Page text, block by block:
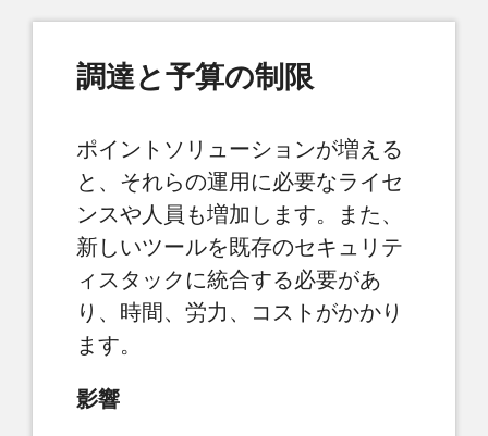
調達と予算の制限
ポイントソリューションが増える
と、それらの運用に必要なライセ
ンスや人員も増加します。また、
新しいツールを既存のセキュリテ
ィスタックに統合する必要があ
り、時間、労力、コストがかかり
ます。
影響